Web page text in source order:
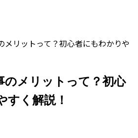
メリットって？初心者にもわかりや
のメリットって？初心
すく解説！